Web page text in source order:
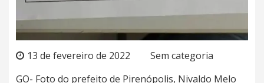
13 de fevereiro de 2022
Sem categoria
GO- Foto do prefeito de Pirenópolis, Nivaldo Melo